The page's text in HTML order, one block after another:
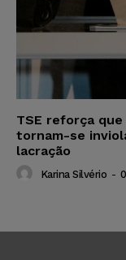
TSE reforça
tornam-se
lacração
Karina Silvério -